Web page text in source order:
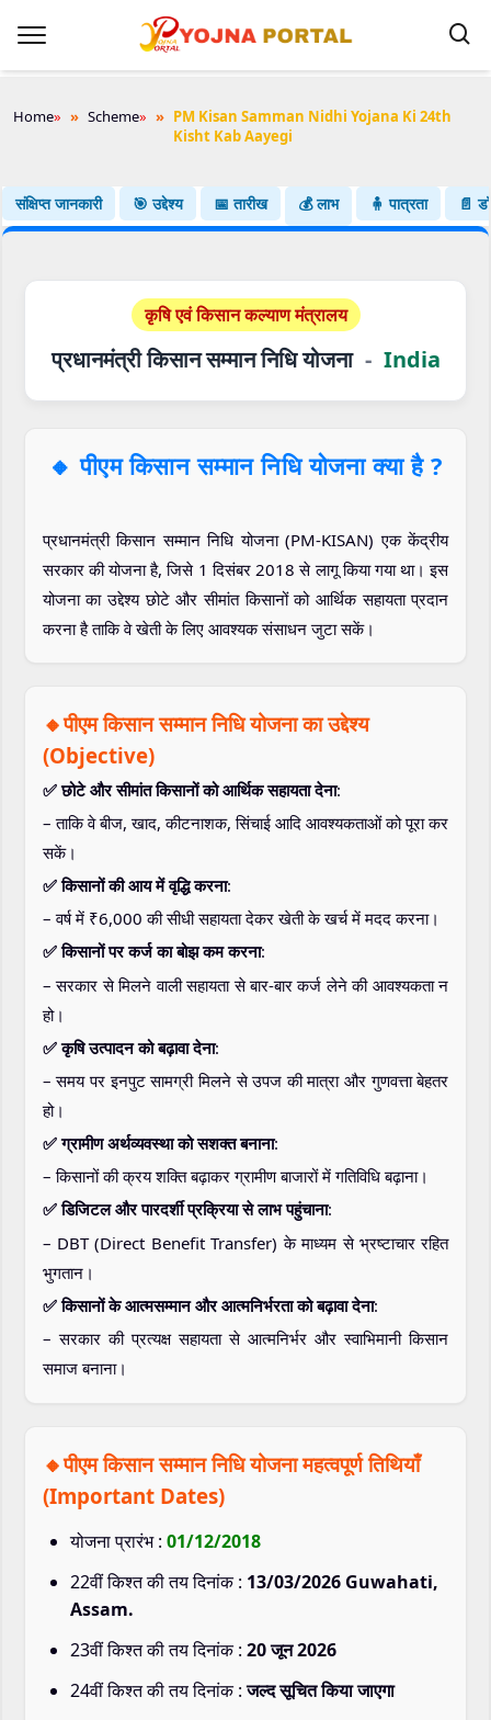
Home» Scheme»
PM Kisan Samman Nidhi Yojana Ki 24th
Kisht Kab Aayegi
संक्षिप्त जानकारी 🎯 उद्देश्य 📅 तारीख 💰 लाभ 🧍 पात्रता 📄
कृषि एवं किसान कल्याण मंत्रालय
प्रधानमंत्री किसान सम्मान निधि योजना - India
🔸 पीएम किसान सम्मान निधि योजना क्या है ?
प्रधानमंत्री किसान सम्मान निधि योजना (PM-KISAN) एक केंद्रीय
सरकार की योजना है, जिसे 1 दिसंबर 2018 से लागू किया गया था। इस
योजना का उद्देश्य छोटे और सीमांत किसानों को आर्थिक सहायता प्रदान
करना है ताकि वे खेती के लिए आवश्यक संसाधन जुटा सकें।
🔸पीएम किसान सम्मान निधि योजना का उद्देश्य
(Objective)
✅ छोटे और सीमांत किसानों को आर्थिक सहायता देना:
– ताकि वे बीज, खाद, कीटनाशक, सिंचाई आदि आवश्यकताओं को पूरा कर
सकें।
✅ किसानों की आय में वृद्धि करना:
– वर्ष में ₹6,000 की सीधी सहायता देकर खेती के खर्च में मदद करना।
✅ किसानों पर कर्ज का बोझ कम करना:
– सरकार से मिलने वाली सहायता से बार-बार कर्ज लेने की आवश्यकता न
हो।
✅ कृषि उत्पादन को बढ़ावा देना:
– समय पर इनपुट सामग्री मिलने से उपज की मात्रा और गुणवत्ता बेहतर
हो।
✅ ग्रामीण अर्थव्यवस्था को सशक्त बनाना:
– किसानों की क्रय शक्ति बढ़ाकर ग्रामीण बाजारों में गतिविधि बढ़ाना।
✅ डिजिटल और पारदर्शी प्रक्रिया से लाभ पहुंचाना:
– DBT (Direct Benefit Transfer) के माध्यम से भ्रष्टाचार रहित
भुगतान।
✅ किसानों के आत्मसम्मान और आत्मनिर्भरता को बढ़ावा देना:
– सरकार की प्रत्यक्ष सहायता से आत्मनिर्भर और स्वाभिमानी किसान
समाज बनाना।
🔸पीएम किसान सम्मान निधि योजना महत्वपूर्ण तिथियाँ
(Important Dates)
योजना प्रारंभ : 01/12/2018
22वीं किश्त की तय दिनांक : 13/03/2026 Guwahati,
Assam.
23वीं किश्त की तय दिनांक : 20 जून 2026
24वीं किश्त की तय दिनांक :जल्द सूचित किया जाएगा